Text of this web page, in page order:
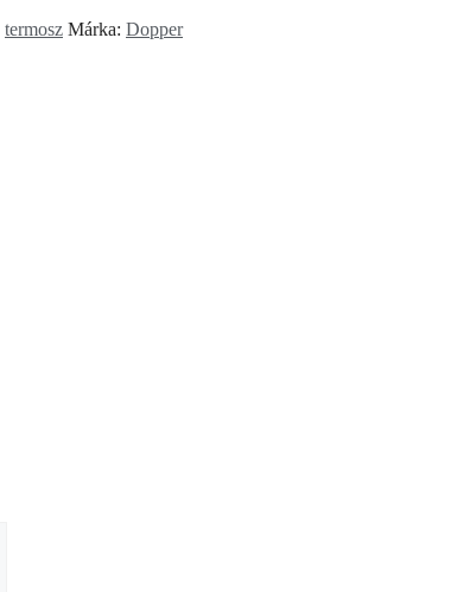
termosz Márka: Dopper